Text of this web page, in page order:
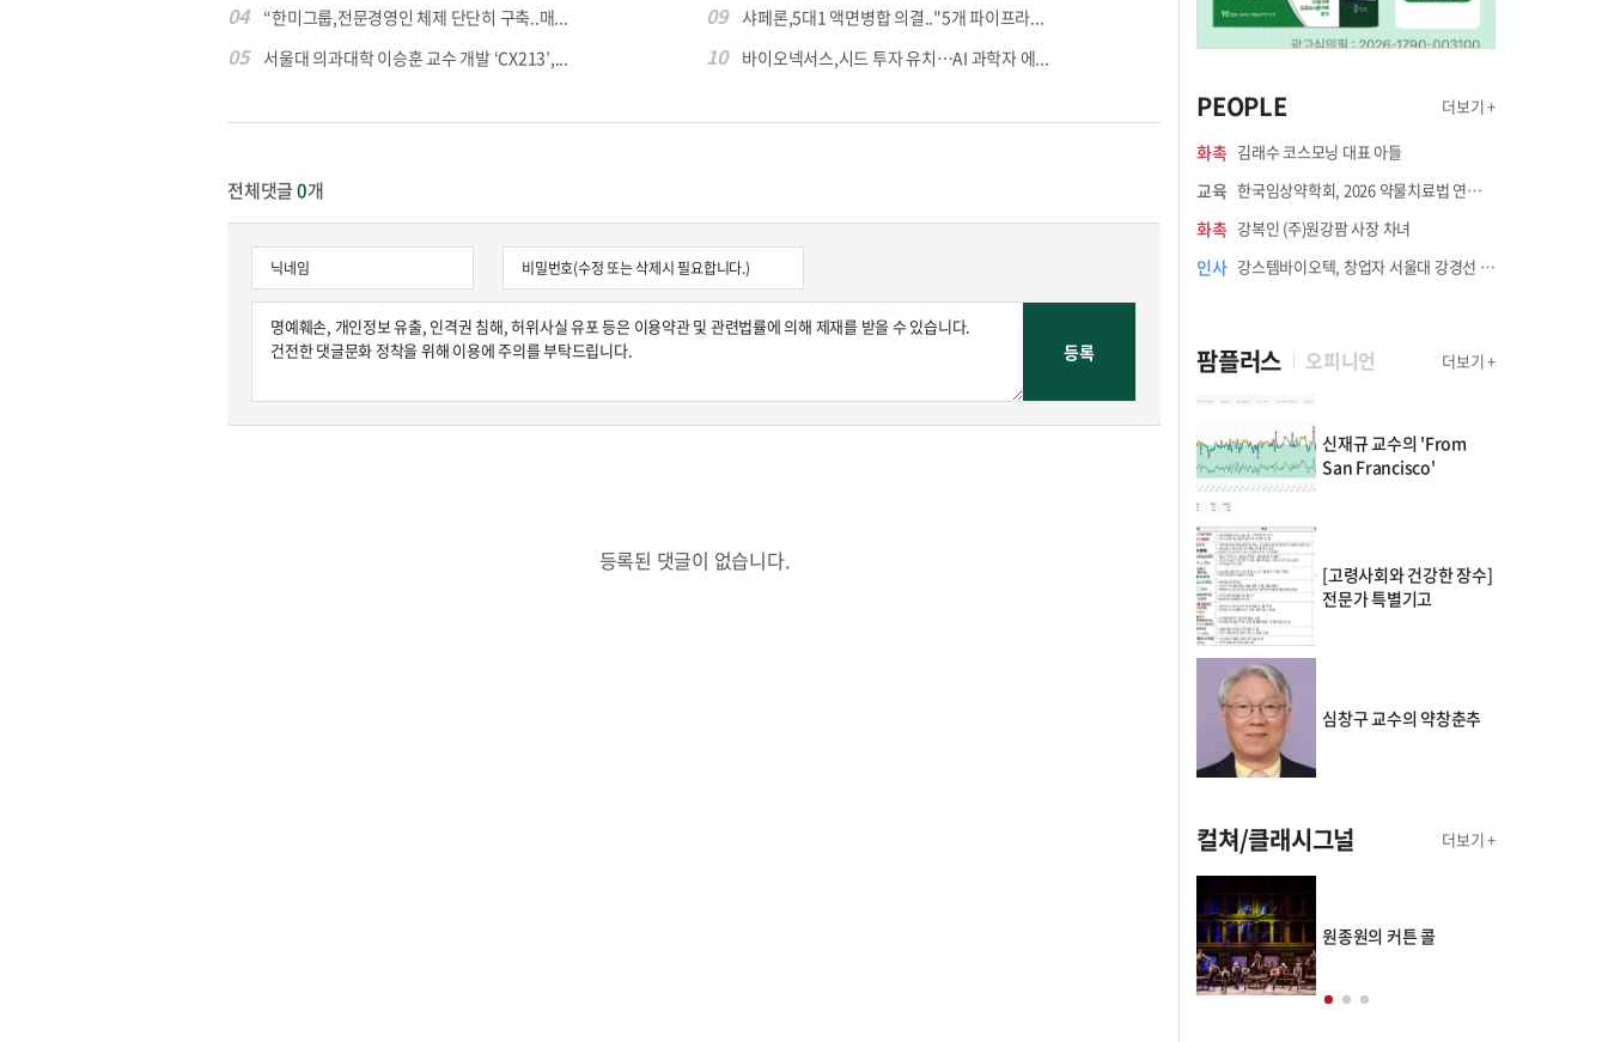
04 “한미그룹,전문경영인 체제 단단히 구축..매...
05 서울대 의과대학 이승훈 교수 개발 ‘CX213’,...
09 샤페론,5대1 액면병합 의결.."5개 파이프라...
10 바이오넥서스,시드 투자 유치…AI 과학자 에...
전체댓글0개
등록된 댓글이 없습니다.
PEOPLE 더보기 +
화촉 김래수 코스모닝 대표 아들
교육 한국임상약학회, 2026 약물치료법 연수강좌 8월 21일 개최
화촉 강복인 (주)원강팜 사장 차녀
인사 강스템바이오텍, 창업자 서울대 강경선 교수 최고과학책임자 선임
팜플러스 오피니언 더보기 +
신재규 교수의 'From
San Francisco'
[고령사회와 건강한 장수]
전문가 특별기고
심창구 교수의 약창춘추
컬쳐/클래시그널 더보기 +
원종원의 커튼 콜